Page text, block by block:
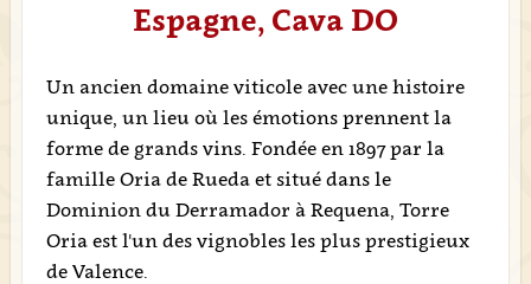
Espagne, Cava DO
Un ancien domaine viticole avec une histoire
unique, un lieu où les émotions prennent la
forme de grands vins. Fondée en 1897 par la
famille Oria de Rueda et situé dans le
Dominion du Derramador à Requena, Torre
Oria est l'un des vignobles les plus prestigieux
de Valence.